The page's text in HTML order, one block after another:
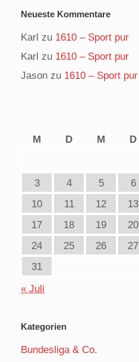
Neueste Kommentare
Karl zu 1610 – Sport pur
Karl zu 1610 – Sport pur
Jason zu 1610 – Sport pur
M
D M D
3
4 5 6
10
11 12 13
17
18 19 20
24
25 26 27
31
« Juli
Kategorien
Bundesliga & Co.